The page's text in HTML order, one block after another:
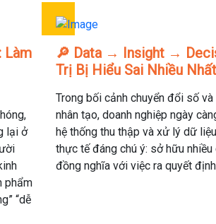
Làm
lại ở
phẩm
“dễ
🔎 Data → Insight →
Trị Bị Hiểu Sai Nhiều Nhất
Trong bối cảnh chuyển đổi số
nhân tạo, doanh nghiệp ngày
hệ thống thu thập và xử lý dữ
thực tế đáng chú ý: sở hữu
đồng nghĩa với việc ra quyết